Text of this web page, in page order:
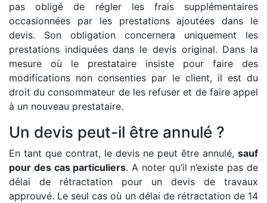
pas obligé de régler les frais supplémentaires
occasionnées par les prestations ajoutées dans le
devis. Son obligation concernera uniquement les
prestations indiquées dans le devis original. Dans la
mesure où le prestataire insiste pour faire des
modifications non consenties par le client, il est du
droit du consommateur de les refuser et de faire appel
à un nouveau prestataire.
Un devis peut-il être annulé ?
En tant que contrat, le devis ne peut être annulé, sauf
pour des cas particuliers. A noter qu’il n’existe pas de
délai de rétractation pour un devis de travaux
approuvé. Le seul cas où un délai de rétractation de 14